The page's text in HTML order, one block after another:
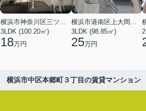
横浜市神奈川区三ツ沢上町
3LDK (100.20㎡)
18万円
横浜市港南区上大岡東２丁目
3LDK (98.85㎡)
25万円
横浜市中区本郷町３丁目の賃貸マンション